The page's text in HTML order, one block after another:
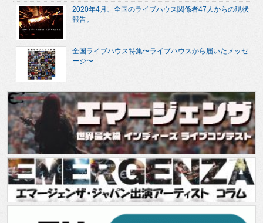
2020年4月、全国のライブハウス関係者47人からの現状
報告。
全国ライブハウス特集〜ライブハウスから届いたメッセ
ージ〜